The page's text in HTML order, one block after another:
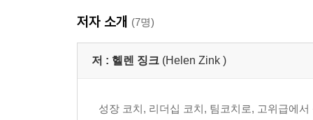
섹션 B - 다섯 가지 관점
4장. 팀 관점 - 헬렌 징크
5장. 리더 관점 - 팀 리더 마이클Michael, 헬렌 징크
8장. 수퍼비전과 기타 지원 관점 - 태미 터너
저자 소개 (7명)
저 : 헬렌 징크 (Helen Zink )
성장 코치, 리더십 코치, 팀코치로, 고위급에